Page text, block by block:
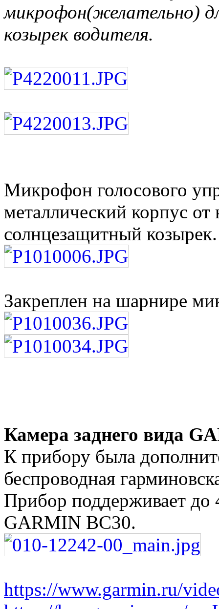
микрофон(желательно)
козырек водителя.
Микрофон голосового
металлический корпус
солнцезащитный козырек.
Закреплен на шарнире
Камера заднего вида
К прибору была
беспроводная
Прибор поддерживает до
GARMIN BC30.
https://www.garmin.ru/